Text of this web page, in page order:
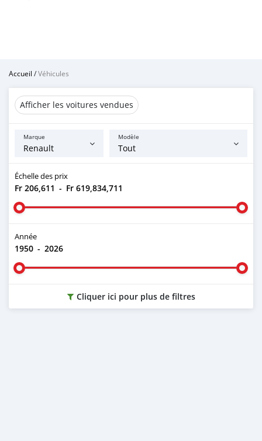
Accueil /Véhicules
Afficher les voitures vendues
Marque Modèle
Échelle des prix
Fr 206,611 - Fr 619,834,711
Année
1950 - 2026
Cliquer ici pour plus de filtres